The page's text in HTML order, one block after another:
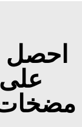
احصل
مضخات